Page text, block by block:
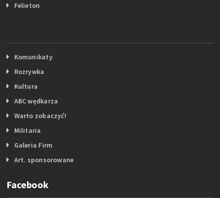
Felieton
Komunikaty
Rozrywka
Kultura
ABC wędkarza
Warto zobaczyć!
Militaria
Galeria Firm
Art. sponsorowane
Facebook